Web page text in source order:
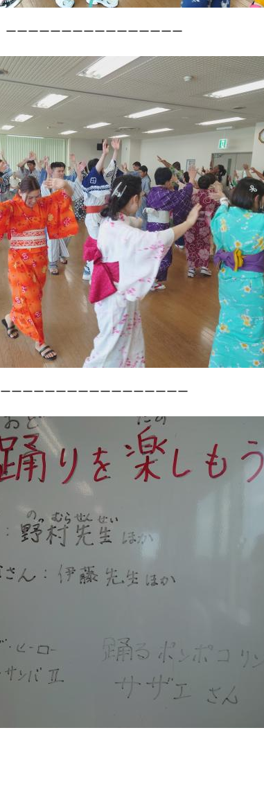
ーーーーーーーーーーーーーーーー
ーーーーーーーーーーーーーーーーー